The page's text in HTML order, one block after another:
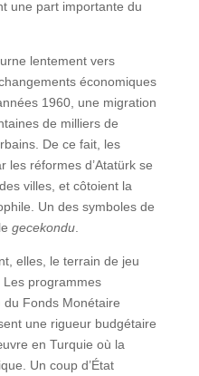
une part importante du
lentement vers
économiques
1960, une migration
de milliers de
De ce fait, les
les réformes d’Atatürk se
villes, et côtoient la
Un des symboles de
gecekondu.
elles, le terrain de jeu
Les programmes
du Fonds Monétaire
une rigueur budgétaire
en Turquie où la
Un coup d’État